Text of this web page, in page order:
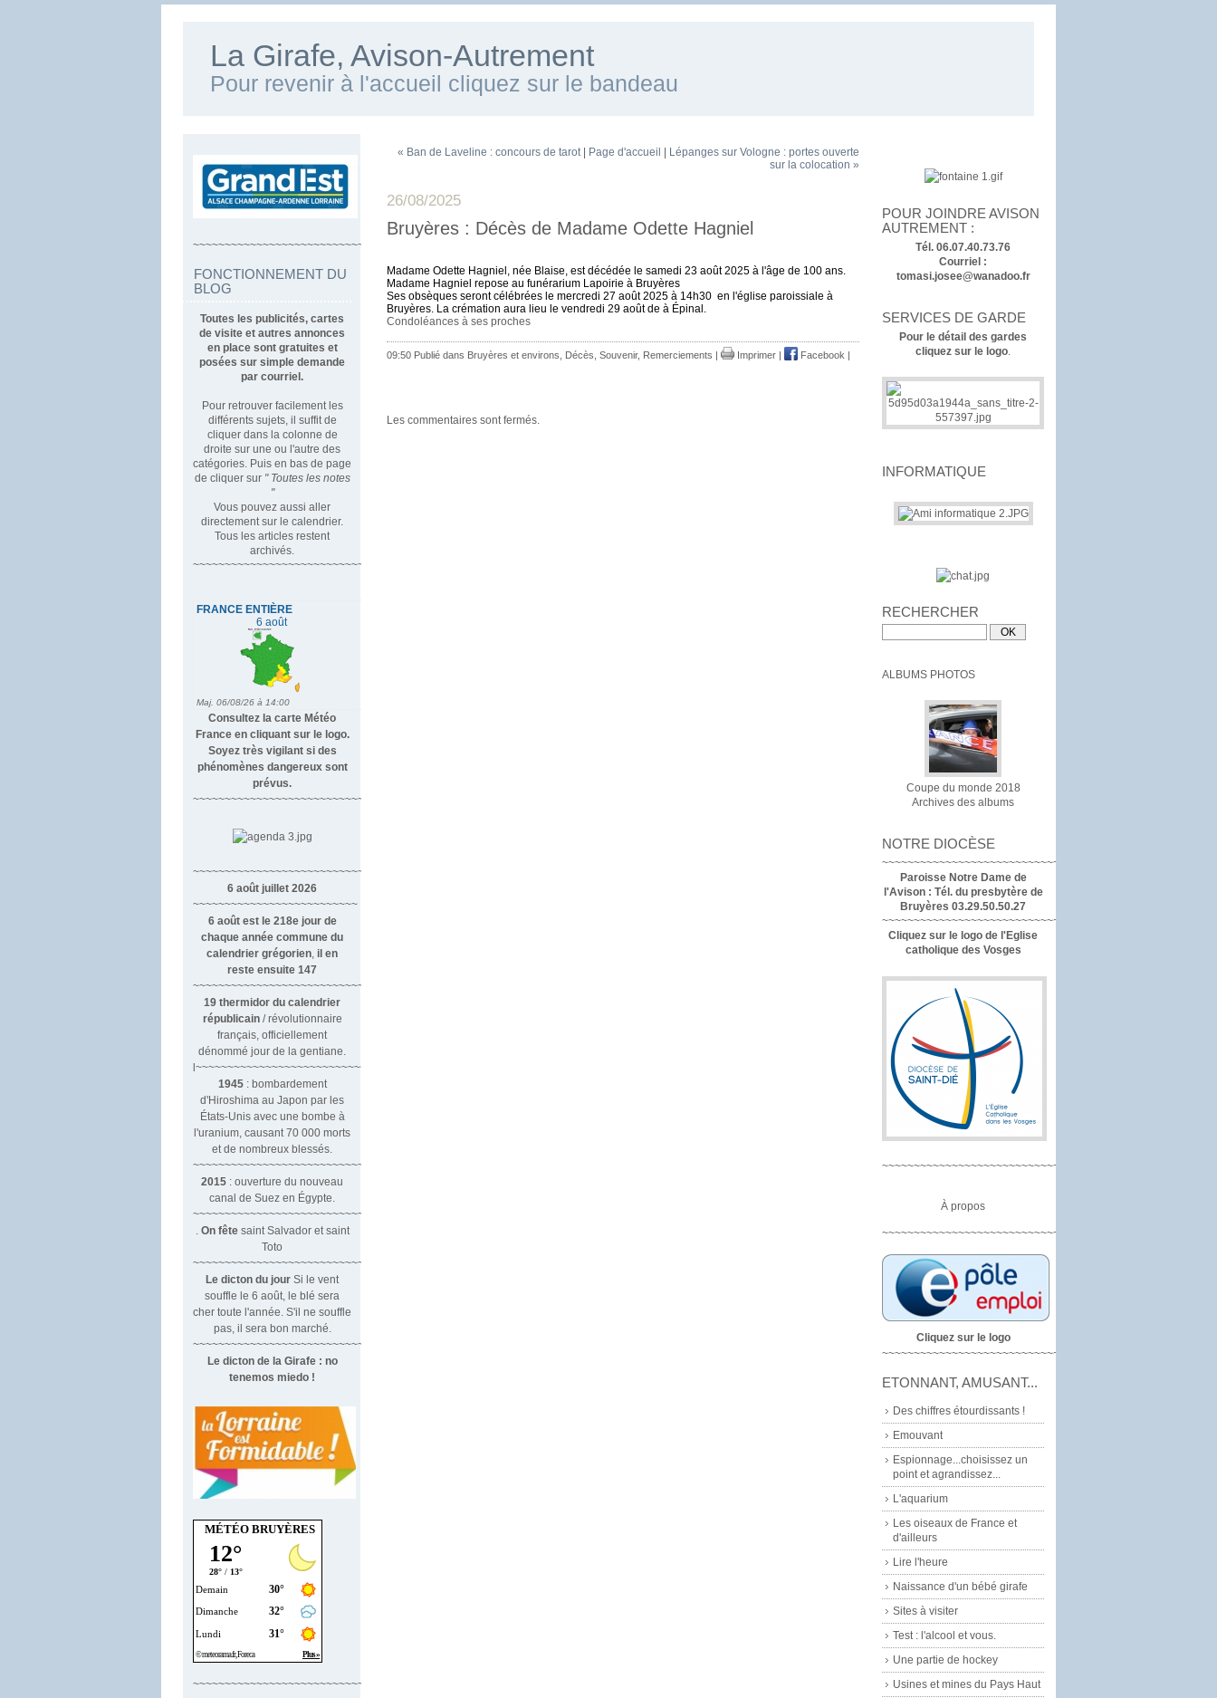
La Girafe, Avison-Autrement
Pour revenir à l'accueil cliquez sur le bandeau
~~~~~~~~~~~~~~~~~~~~~~~~~~~~~~~~~~
FONCTIONNEMENT DU
BLOG
Toutes les publicités, cartes
de visite et autres annonces
en place sont gratuites et
posées sur simple demande
par courriel.
Pour retrouver facilement les
différents sujets, il suffit de
cliquer dans la colonne de
droite sur une ou l'autre des
catégories. Puis en bas de page
de cliquer sur " Toutes les notes
"
Vous pouvez aussi aller
directement sur le calendrier.
Tous les articles restent
archivés.
~~~~~~~~~~~~~~~~~~~~~~~~~~~~~~~~~
Consultez la carte Météo
France en cliquant sur le logo.
Soyez très vigilant si des
phénomènes dangereux sont
prévus.
~~~~~~~~~~~~~~~~~~~~~~~~~~~~
~~~~~~~~~~~~~~~~~~~~~~~~~~~~~~
6 août juillet 2026
~~~~~~~~~~~~~~~~~~~~~~~~~~
6 août est le 218e jour de
chaque année commune du
calendrier grégorien il en
reste ensuite 147
~~~~~~~~~~~~~~~~~~~~~~~~~~~~~~~~
19 thermidor du calendrier
républicain/ révolutionnaire
français, officiellement
dénommé jour de la gentiane.
l~~~~~~~~~~~~~~~~~~~~~~~~~~~
1945 : bombardement
d'Hiroshima au Japon par les
États-Unis avec une bombe à
l'uranium, causant 70 000 morts
et de nombreux blessés.
~~~~~~~~~~~~~~~~~~~~~~~~~~~~~~~
2015 : ouverture du nouveau
canal de Suez en Égypte.
~~~~~~~~~~~~~~~~~~~~~~~~~~~~~~~~~~~~
On fête saint Salvador et saint
Toto
~~~~~~~~~~~~~~~~~~~~~~~~~~~~~~
Le dicton du jour Si le vent
souffle le 6 août, le blé sera
cher toute l'année. S'il ne souffle
pas, il sera bon marché.
~~~~~~~~~~~~~~~~~~~~~~~~~~~~~~~
Le dicton de la Girafe : no
tenemos miedo !
MÉTÉO BRUYÈRES
~~~~~~~~~~~~~~~~~~~~~~~~~~~~
POUR JOINDRE AVISON
AUTREMENT :
Tél. 06.07.40.73.76
Courriel :
tomasi.josee@wanadoo.fr
SERVICES DE GARDE
Pour le détail des gardes
cliquez sur le logo
INFORMATIQUE
RECHERCHER
ALBUMS PHOTOS
Coupe du monde 2018
Archives des albums
NOTRE DIOCÈSE
~~~~~~~~~~~~~~~~~~~~~~~~~~~~~~~~~~
Paroisse Notre Dame de
l'Avison : Tél. du presbytère de
Bruyères 03.29.50.50.27
~~~~~~~~~~~~~~~~~~~~~~~~~~~~~~~~
Cliquez sur le logo de l'Eglise
catholique des Vosges
~~~~~~~~~~~~~~~~~~~~~~~~~~~~~~~~
À propos
~~~~~~~~~~~~~~~~~~~~~~~~~~~~
Cliquez sur le logo
~~~~~~~~~~~~~~~~~~~~~~~~~~~~~
ETONNANT, AMUSANT...
Des chiffres étourdissants !
Emouvant
Espionnage...choisissez un
point et agrandissez...
L'aquarium
Les oiseaux de France et
d'ailleurs
Lire l'heure
Naissance d'un bébé girafe
Sites à visiter
Test : l'alcool et vous.
Une partie de hockey
Usines et mines du Pays Haut
« Ban de Laveline : concours de tarot| Page d'accueil
Lépanges sur Vologne : portes ouverte
sur la colocation »
26/08/2025
Bruyères : Décès de Madame Odette Hagniel
Madame Odette Hagniel, née Blaise, est décédée le samedi 23 août 2025 à l'âge de 100 ans.
Madame Hagniel repose au funérarium Lapoirie à Bruyères
Ses obsèques seront célébrées le mercredi 27 août 2025 à 14h30 en l'église paroissiale à
Bruyères. La crémation aura lieu le vendredi 29 août de à Épinal.
Condoléances à ses proches
09:50 Publié dans Bruyères et environs Décès, Souvenir, Remerciements | Imprimer | Facebook |
Les commentaires sont fermés.